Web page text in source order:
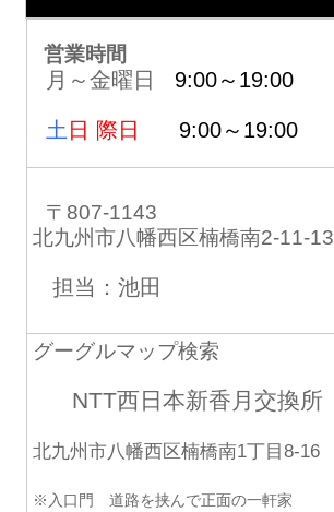
営業時間
月～金曜日 9:00～19:00
土 日 際日 9:00～19:00
〒807-1143
北九州市八幡西区楠橋南2-11-13
担当：池田
グーグルマップ検索
NTT西日本新香月交換所
北九州市八幡西区楠橋南1丁目8-16
※入口門 道路を挟んで正面の一軒家